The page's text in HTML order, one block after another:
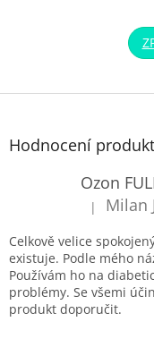
Z
Hodnocení
Ozon
Hodnocení
| Milan
Celkově velice
existuje. Podle mého
Používám ho na
problémy. Se všemi
produkt doporučit.